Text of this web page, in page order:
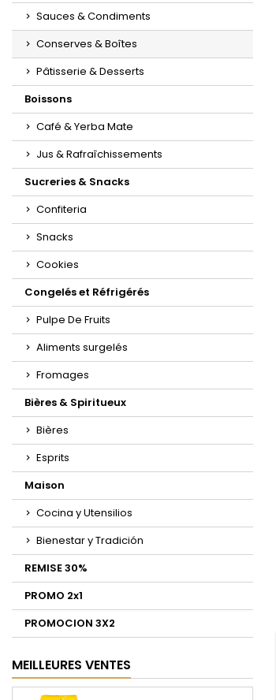
Sauces & Condiments
Conserves & Boîtes
Pâtisserie & Desserts
Boissons
Café & Yerba Mate
Jus & Rafraîchissements
Sucreries & Snacks
Confiteria
Snacks
Cookies
Congelés et Réfrigérés
Pulpe De Fruits
Aliments surgelés
Fromages
Bières & Spiritueux
Bières
Esprits
Maison
Cocina y Utensilios
Bienestar y Tradición
REMISE 30%
PROMO 2x1
PROMOCION 3X2
MEILLEURES VENTES